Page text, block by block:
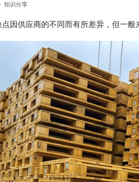
知识分享
因供应商的不同而有所差异，但一